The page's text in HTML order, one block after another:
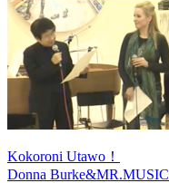
Kokoroni Utawo！
Donna Burke&MR.MUSIC